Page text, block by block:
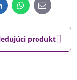
WhatsApp
E-
mail
produkt